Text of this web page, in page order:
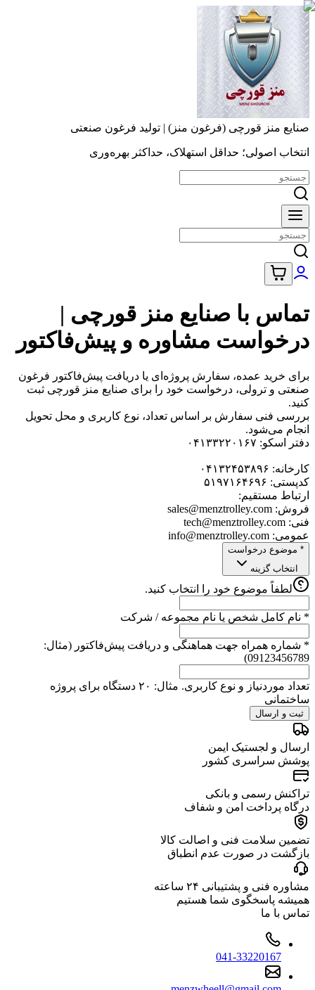
صنایع منز قورچی (فرغون منز) | تولید فرغون صنعتی
انتخاب اصولی؛ حداقل استهلاک، حداکثر بهره‌وری
تماس با صنایع منز قورچی |
درخواست مشاوره و پیش‌فاکتور
برای خرید عمده، سفارش پروژه‌ای یا دریافت پیش‌فاکتور فرغون
صنعتی و ترولی، درخواست خود را برای صنایع منز قورچی ثبت
کنید.
بررسی فنی سفارش بر اساس تعداد، نوع کاربری و محل تحویل
انجام می‌شود.
دفتر اسکو: ۰۴۱۳۳۲۲۰۱۶۷
کارخانه: ۰۴۱۳۲۴۵۳۸۹۶
کدپستی: ۵۱۹۷۱۶۴۶۹۶
ارتباط مستقیم:
فروش: sales@menztrolley.com
فنی: tech@menztrolley.com
عمومی: info@menztrolley.com
* موضوع درخواست
انتخاب گزینه
لطفاً موضوع خود را انتخاب کنید.
* نام کامل شخص یا نام مجموعه / شرکت
* شماره همراه جهت هماهنگی و دریافت پیش‌فاکتور (مثال:
09123456789)
تعداد موردنیاز و نوع کاربری. مثال: ۲۰ دستگاه برای پروژه
ساختمانی
ثبت و ارسال
ارسال و لجستیک ایمن
پوشش سراسری کشور
تراکنش رسمی و بانکی
درگاه پرداخت امن و شفاف
تضمین سلامت فنی و اصالت کالا
بازگشت در صورت عدم انطباق
مشاوره فنی و پشتیبانی ۲۴ ساعته
همیشه پاسخگوی شما هستیم
تماس با ما
041-33220167